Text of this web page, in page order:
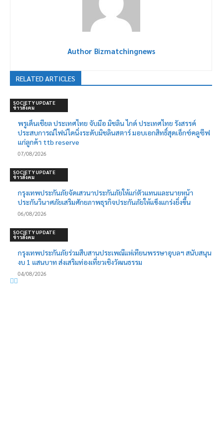
Author Bizmatchingnews
RELATED ARTICLES
SOCIETY UPDATE
ข่าวสังคม
พรูเด็นเชียล ประเทศไทย จับมือ มิชลิน ไกด์ ประเทศไทย รังสรรค์
ประสบการณ์ไฟน์ไดนิ่งระดับมิชลินสตาร์ มอบเอกสิทธิ์สุดเอ็กซ์คลูซีฟ
แก่ลูกค้า ttb reserve
07/08/2026
SOCIETY UPDATE
ข่าวสังคม
กรุงเทพประกันภัยจัดเสวนาประกันภัยให้แก่ตัวแทนและนายหน้า
ประกันวินาศภัยเสริมศักยภาพธุรกิจประกันภัยให้แข็งแกร่งยิ่งขึ้น
06/08/2026
SOCIETY UPDATE
ข่าวสังคม
กรุงเทพประกันภัยร่วมสืบสานประเพณีแห่เทียนพรรษาอุบลฯ สนับสนุน
งบ 1 แสนบาท ส่งเสริมท่องเที่ยวเชิงวัฒนธรรม
04/08/2026